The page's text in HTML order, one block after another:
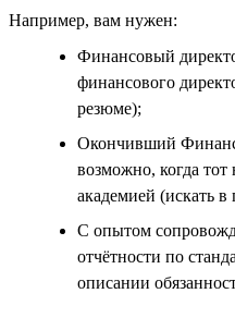
Например, вам нужен:
Финансовый
финансового
резюме);
Окончивший
возможно, когда
академией (искать в
С опытом
отчётности по
описании